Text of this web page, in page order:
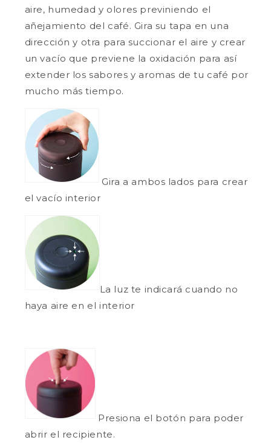
aire, humedad y olores previniendo el
añejamiento del café. Gira su tapa en una
dirección y otra para succionar el aire y crear
un vacío que previene la oxidación para así
extender los sabores y aromas de tu café por
mucho más tiempo.
Gira a ambos lados para crear
el vacío interior
La luz te indicará cuando no
haya aire en el interior
Presiona el botón para poder
abrir el recipiente.